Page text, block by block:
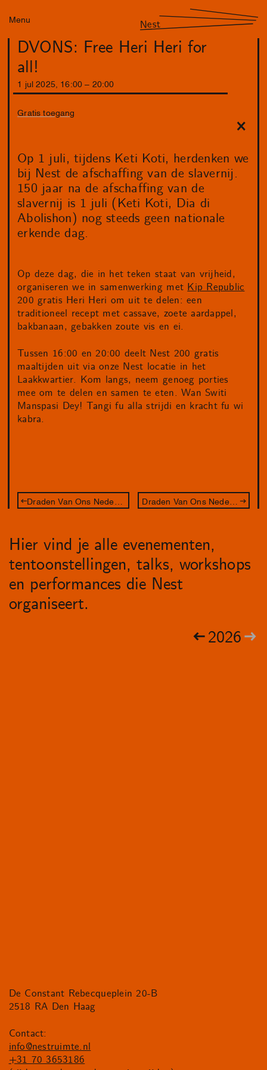
Menu Nest
DVONS: Free Heri Heri for
all!
1 jul 2025 16 :00 20:00
Gratis toegang
Op 1 juli, tijdens Keti Koti, herdenken we
bij Nest de afschaffing van de slavernij.
150 jaar na de afschaffing van de
slavernij is 1 juli (Keti Koti, Dia di
Abolishon) nog steeds geen nationale
erkende dag.
Op deze dag, die in het teken staat van vrijheid,
organiseren we in samenwerking met Kip Republic
200 gratis Heri Heri om uit te delen: een
traditioneel recept met cassave, zoete aardappel,
bakbanaan, gebakken zoute vis en ei.
Tussen 16:00 en 20:00 deelt Nest 200 gratis
maaltijden uit via onze Nest locatie in het
Laakkwartier. Kom langs, neem genoeg porties
mee om te delen en samen te eten. Wan Switi
Manspasi Dey! Tangi fu alla strijdi en kracht fu wi
kabra.
Hier vind je alle evenementen,
tentoonstellingen, talks, workshops
en performances die Nest
organiseert.
2026
De Constant Rebecqueplein 20-B
2518 RA Den Haag
Contact:
info@nestruimte.nl
+31 70 3653186